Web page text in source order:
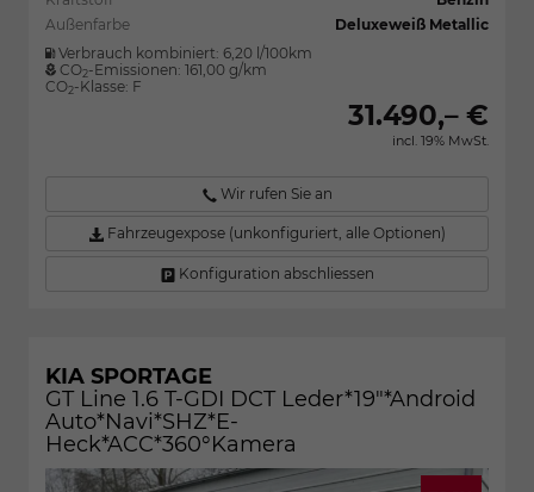
Außenfarbe
Deluxeweiß Metallic
Verbrauch kombiniert: 6,20 l/100km
CO2-Emissionen: 161,00 g/km
CO2-Klasse: F
31.490,– €
incl. 19% MwSt.
Wir rufen Sie an
Fahrzeugexpose (unkonfiguriert, alle Optionen)
Konfiguration abschliessen
KIA SPORTAGE
GT Line 1.6 T-GDI DCT Leder*19"*Android
Auto*Navi*SHZ*E-
Heck*ACC*360°Kamera